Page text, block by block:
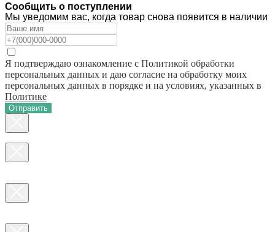
Сообщить о поступлении
Мы уведомим вас, когда товар снова появится в наличии
Я подтверждаю ознакомление с Политикой обработки
персональных данных и даю согласие на обработку моих
персональных данных в порядке и на условиях, указанных в
Политике
Отправить